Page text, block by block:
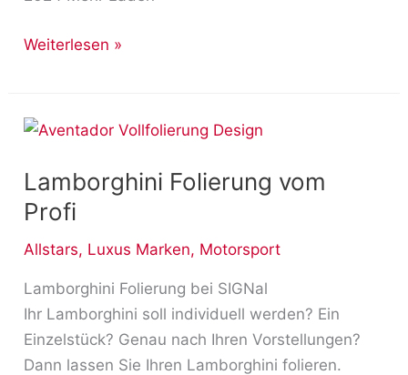
Weiterlesen »
Lamborghini Folierung vom
Profi
Allstars, Luxus Marken, Motorsport
Lamborghini Folierung bei SIGNal
Ihr Lamborghini soll individuell werden? Ein
Einzelstück? Genau nach Ihren Vorstellungen?
Dann lassen Sie Ihren Lamborghini folieren.
Lamborghini
vom
Profi